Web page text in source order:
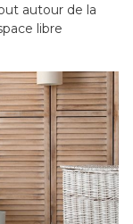
autour de la
libre